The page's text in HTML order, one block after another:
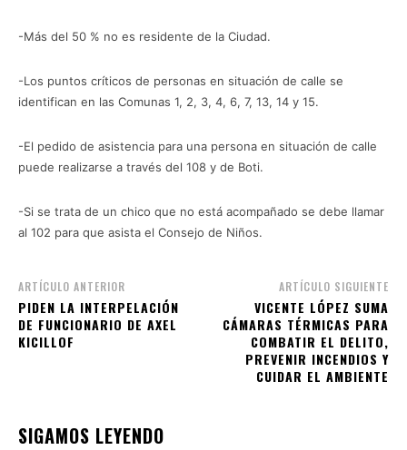
-Más del 50 % no es residente de la Ciudad.
-Los puntos críticos de personas en situación de calle se
identifican en las Comunas 1, 2, 3, 4, 6, 7, 13, 14 y 15.
-El pedido de asistencia para una persona en situación de calle
puede realizarse a través del 108 y de Boti.
-Si se trata de un chico que no está acompañado se debe llamar
al 102 para que asista el Consejo de Niños.
ARTÍCULO ANTERIOR
PIDEN LA INTERPELACIÓN
DE FUNCIONARIO DE AXEL
KICILLOF
ARTÍCULO SIGUIENTE
VICENTE LÓPEZ SUMA
CÁMARAS TÉRMICAS PARA
COMBATIR EL DELITO,
PREVENIR INCENDIOS Y
CUIDAR EL AMBIENTE
SIGAMOS LEYENDO